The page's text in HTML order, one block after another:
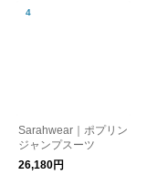
ツ リネン ワイド 黒 ブ
Sarahwear｜ポプリン
ジャンプスーツ
26,180円